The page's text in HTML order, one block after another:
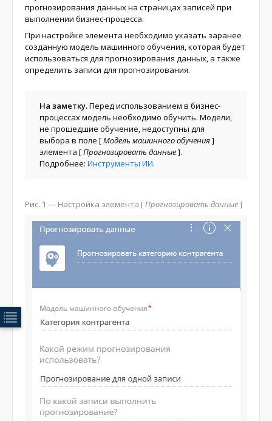
прогнозирования данных на страницах записей при
выполнении бизнес-процесса.
При настройке элемента необходимо указать заранее
созданную модель машинного обучения, которая будет
использоваться для прогнозирования данных, а также
определить записи для прогнозирования.
На заметку.Перед использованием в бизнес-
процессах модель необходимо обучить. Модели,
не прошедшие обучение, недоступны для
выбора в поле [Модель машинного обучения]
элемента [Прогнозировать данные].
Подробнее: Инструменты ИИ.
Рис. 1 — Настройка элемента [Прогнозировать данные]